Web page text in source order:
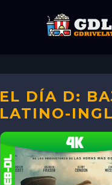
EL DÍA D:
LATINO-